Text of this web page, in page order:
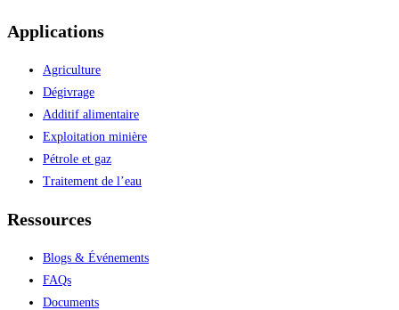
Applications
Agriculture
Dégivrage
Additif alimentaire
Exploitation minière
Pétrole et gaz
Traitement de l’eau
Ressources
Blogs & Événements
FAQs
Documents